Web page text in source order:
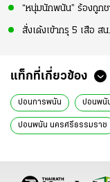
“หนุ่มนักพนัน” ร้องถูก
สั่งเด้งเข้ากรุ 5 เสือ
แท็กที่เกี่ยวข้อง
บ่อนการพนัน บ่อนพนั
บ่อนพนัน นครศรีธรรมราช